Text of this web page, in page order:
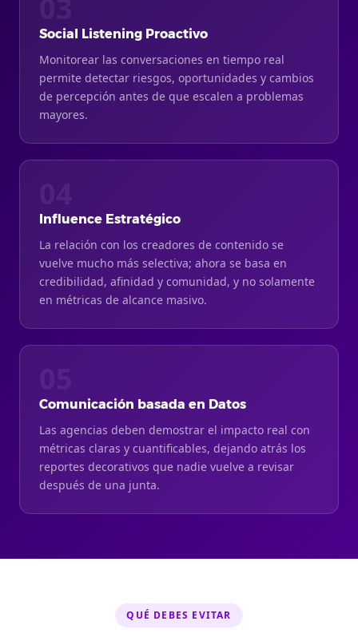
Social Listening Proactivo
Monitorear las conversaciones en tiempo real
permite detectar riesgos, oportunidades y cambios
de percepción antes de que escalen a problemas
mayores.
Influence Estratégico
La relación con los creadores de contenido se
vuelve mucho más selectiva; ahora se basa en
credibilidad, afinidad y comunidad, y no solamente
en métricas de alcance masivo.
Comunicación basada en Datos
Las agencias deben demostrar el impacto real con
métricas claras y cuantificables, dejando atrás los
reportes decorativos que nadie vuelve a revisar
después de una junta.
QUÉ DEBES EVITAR